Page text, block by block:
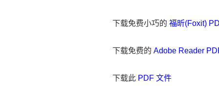
下载免费小巧的 福昕(Foxit)
下载免费的 Adobe Reader
下载此 PDF 文件